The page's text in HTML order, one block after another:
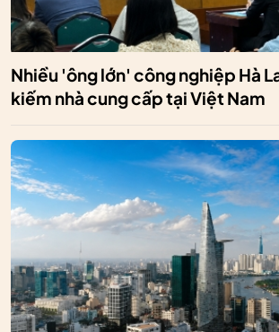
Nhiều 'ông lớn' công nghiệp Hà
kiếm nhà cung cấp tại Việt Nam